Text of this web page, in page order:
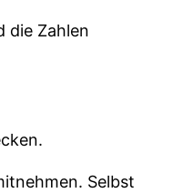
die Zahlen
Selbst